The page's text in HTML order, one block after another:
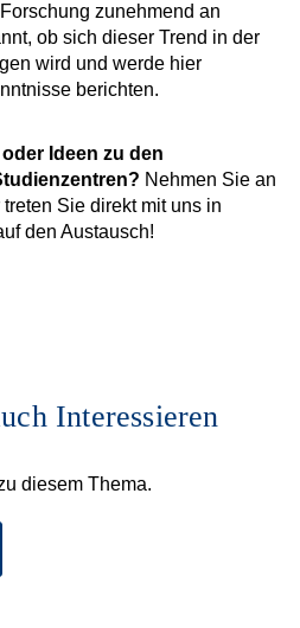
zunehmend an
ob sich dieser Trend in der
wird und werde hier
berichten.
Ideen zu den
Nehmen Sie an
Sie direkt mit uns in
den Austausch!
Interessieren
diesem Thema.